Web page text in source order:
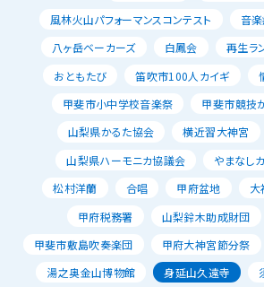
風林火山パフォーマンスコンテスト
音
八ヶ岳ベーカーズ
白鳳会 再生ラ
おともたび
笛吹市100人カイギ
甲斐市小中学校音楽祭
甲斐市競技
山梨県かるた協会
横近習大神宮
山梨県ハーモニカ協議会
やまなし
松村洋蘭
合唱 甲府盆地 大
甲府税務署
山梨鈴木助成財団
甲斐市敷島吹奏楽団
甲府大神宮節分祭
湯之奥金山博物館
身延山久遠寺